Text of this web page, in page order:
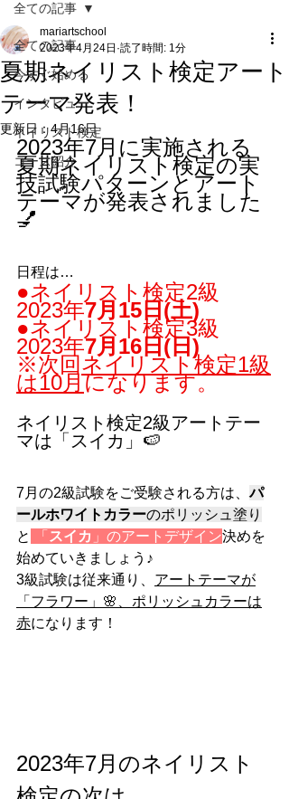
全ての記事
今すぐ始める
インタビュー
ネイリスト検定
コース紹介
全ての記事
夏期ネイリスト検定アート
テーマ発表！
mariartschool
2023年4月24日 読了時間: 1分
更新日：4月16日
2023年7月に実施される
夏期ネイリスト検定の実
技試験パターンとアート
テーマが発表されました
💅
日程は…
●ネイリスト検定2級
2023年7月15日(土)
●ネイリスト検定3級
2023年7月16日(日)
※次回ネイリスト検定1級
は10月になります。
ネイリスト検定2級アートテー
マは「スイカ」🍉
7月の2級試験をご受験される方は、パ
ールホワイトカラーのポリッシュ塗り
と
「 スイカ 」のアートデザイン決めを
始めていきましょう♪
3級試験は従来通り、 アートテーマが
「フラワー」🌸、ポリッシュカラーは
赤になります！
2023年7月のネイリスト